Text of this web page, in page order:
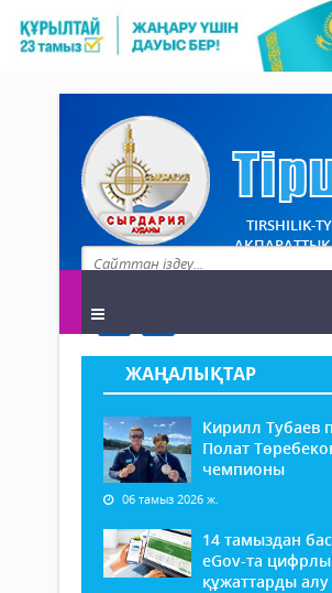
TIRSHILIK-
АҚПАРАТТЫҚ
ЖАҢАЛЫҚТАР
Кирилл Тубаев
Полат
чемпионы
06 тамыз 2026 ж.
14 тамыздан
еGov-та
құжаттарды алу